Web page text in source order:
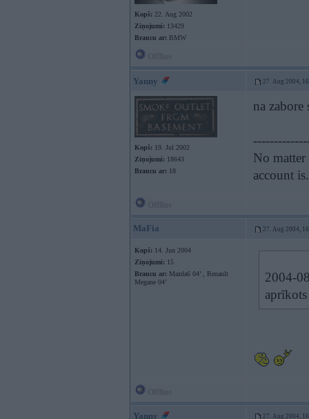
Kopš: 22. Aug 2002
Ziņojumi: 13429
Braucu ar: BMW
Yanny 27. Aug 2004,
Kopš: 19. Jul 2002
Ziņojumi: 18643
Braucu ar: 18
na
No
account
MaFia 27. Aug 2004,
Kopš: 14. Jun 2004
Ziņojumi: 15
Braucu ar: Mazda6 04’ , Renault
Megane 04’
2004-
Yanny 27. Aug 2004,